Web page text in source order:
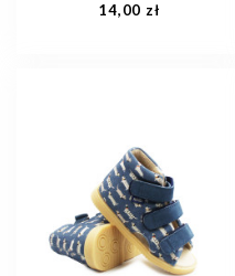
14,00 zł
damski męski